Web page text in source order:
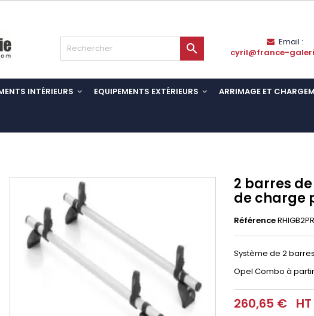

Email :
cyril@france-
INTÉRIEURS EQUIPEMENTS EXTÉRIEURS ARRIMAGE ET
2 barres
de charge
RéférenceRHIGB2PR
Système de 2
Opel Combo à
260,65 € HT